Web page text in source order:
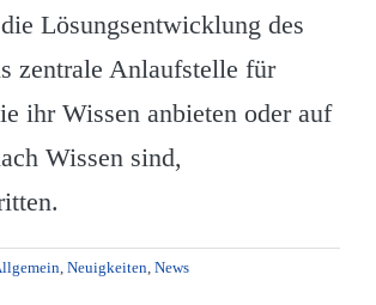
Lösungsentwicklung des
zentrale Anlaufstelle für
ihr Wissen anbieten oder auf
Wissen sind,
Neuigkeiten News